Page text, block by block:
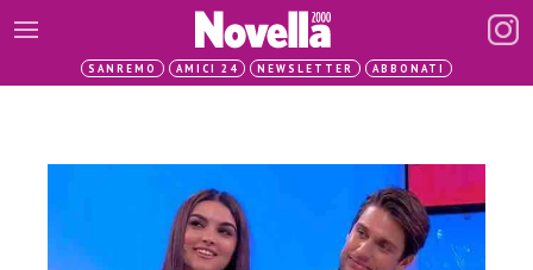
SANREMO AMICI 24 NEWSLETTER ABBONATI